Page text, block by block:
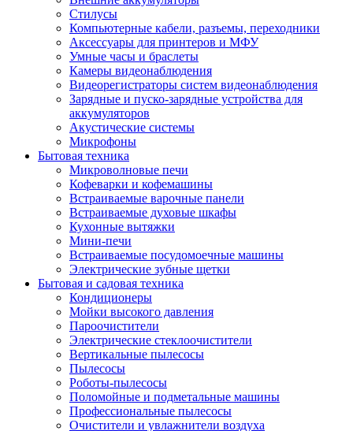
Стилусы
Компьютерные кабели, разъемы, переходники
Аксессуары для принтеров и МФУ
Умные часы и браслеты
Камеры видеонаблюдения
Видеорегистраторы систем видеонаблюдения
Зарядные и пуско-зарядные устройства для
аккумуляторов
Акустические системы
Микрофоны
Бытовая техника
Микроволновые печи
Кофеварки и кофемашины
Встраиваемые варочные панели
Встраиваемые духовые шкафы
Кухонные вытяжки
Мини-печи
Встраиваемые посудомоечные машины
Электрические зубные щетки
Бытовая и садовая техника
Кондиционеры
Мойки высокого давления
Пароочистители
Электрические стеклоочистители
Вертикальные пылесосы
Пылесосы
Роботы-пылесосы
Поломойные и подметальные машины
Профессиональные пылесосы
Очистители и увлажнители воздуха